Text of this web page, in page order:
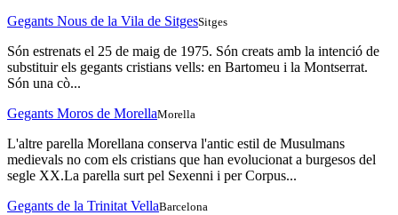
Gegants Nous de la Vila de SitgesSitges
Són estrenats el 25 de maig de 1975. Són creats amb la intenció de
substituir els gegants cristians vells: en Bartomeu i la Montserrat.
Són una cò...
Gegants Moros de MorellaMorella
L'altre parella Morellana conserva l'antic estil de Musulmans
medievals no com els cristians que han evolucionat a burgesos del
segle XX.La parella surt pel Sexenni i per Corpus...
Gegants de la Trinitat VellaBarcelona